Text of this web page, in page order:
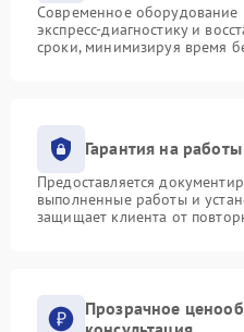
Современное оборудование
экспресс-диагностику и
сроки, минимизируя время
Гарантия на
Предоставляется
выполненные работы и
защищает клиента от
Прозрачное